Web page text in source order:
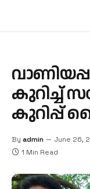
കുറിച്ച്
കുറിപ്പ്
By admin June 26,
1 Min Read